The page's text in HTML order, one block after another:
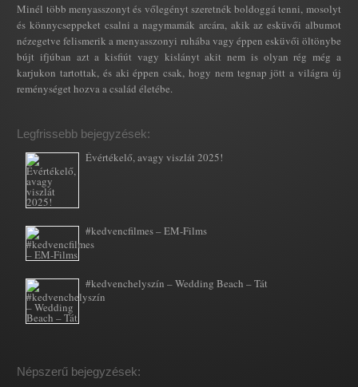
Minél több menyasszonyt és vőlegényt szeretnék boldoggá tenni, mosolyt
és könnycseppeket csalni a nagymamák arcára, akik az esküvői albumot
nézegetve felismerik a menyasszonyi ruhába vagy éppen esküvői öltönybe
bújt ifjúban azt a kisfiút vagy kislányt akit nem is olyan rég még a
karjukon tartottak, és aki éppen csak, hogy nem tegnap jött a világra új
reménységet hozva a család életébe.
Legfrissebb bejegyzések:
Évértékelő, avagy viszlát 2025!
#kedvencfilmes – EM-Films
#kedvenchelyszín – Wedding Beach – Tát
Népszerű bejegyzések: